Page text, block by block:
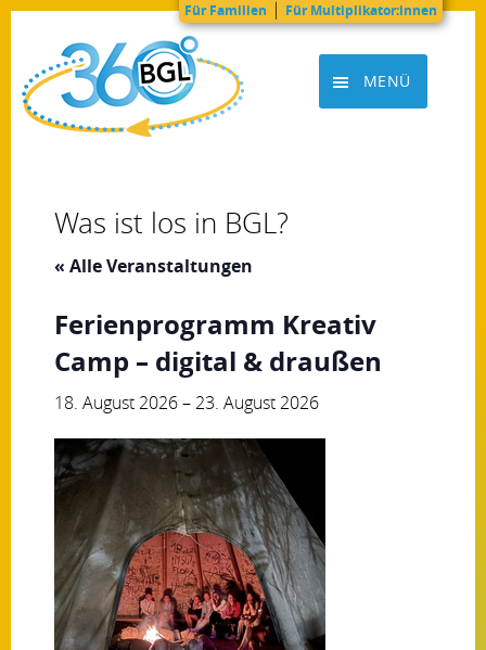
Für Familien | Für Multiplikator:innen
Zum
Inhalt
springen
BGL360grad
MENÜ
Was ist los in BGL?
« Alle Veranstaltungen
Ferienprogramm Kreativ
Camp – digital & draußen
18. August 2026–23. August 2026